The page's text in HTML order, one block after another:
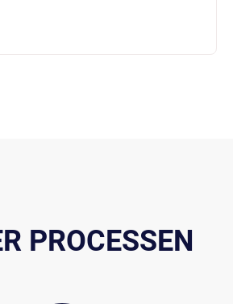
PROCESSEN